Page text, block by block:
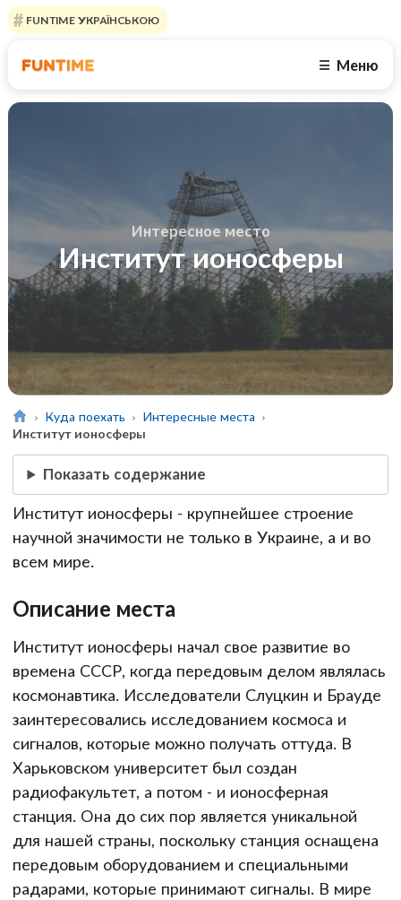
FUNTIME УКРАЇНСЬКОЮ
☰ Меню
Интересное место
Институт ионосферы
Куда поехать
Интересные места
Институт ионосферы
Показать содержание
Институт ионосферы - крупнейшее строение
научной значимости не только в Украине, а и во
всем мире.
Описание места
Институт ионосферы начал свое развитие во
времена СССР, когда передовым делом являлась
космонавтика. Исследователи Слуцкин и Брауде
заинтересовались исследованием космоса и
сигналов, которые можно получать оттуда. В
Харьковском университет был создан
радиофакультет, а потом - и ионосферная
станция. Она до сих пор является уникальной
для нашей страны, поскольку станция оснащена
передовым оборудованием и специальными
радарами, которые принимают сигналы. В мире